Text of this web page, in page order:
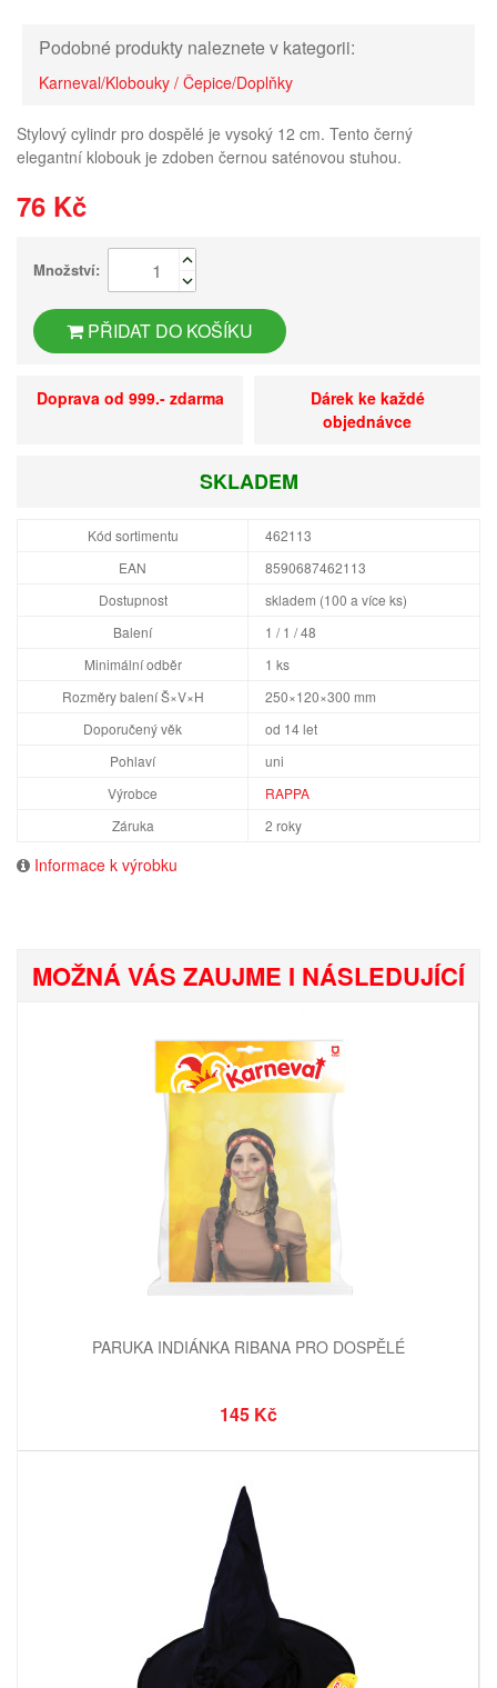
Podobné produkty naleznete v kategorii:
Karneval/Klobouky / Čepice/Doplňky
Stylový cylindr pro dospělé je vysoký 12 cm. Tento černý
elegantní klobouk je zdoben černou saténovou stuhou.
76 Kč
Množství:
PŘIDAT DO KOŠÍKU
Doprava od 999.- zdarma
Dárek ke každé
objednávce
SKLADEM
Kód sortimentu
462113
EAN
8590687462113
Dostupnost
skladem (100 a více ks)
Balení
1 / 1 / 48
Minimální odběr
1 ks
Rozměry balení Š×V×H
250×120×300 mm
Doporučený věk
od 14 let
Pohlaví
uni
Výrobce
RAPPA
Záruka
2 roky
Informace k výrobku
MOŽNÁ VÁS ZAUJME I NÁSLEDUJÍCÍ
PARUKA INDIÁNKA RIBANA PRO DOSPĚLÉ
145 Kč